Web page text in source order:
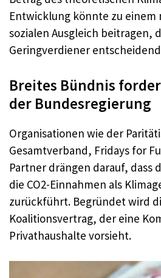
Entwicklung könnte zu einem
sozialen Ausgleich beitragen,
Geringverdiener
Breites Bündnis
der Bundesregierung
Organisationen wie der
Gesamtverband, Fridays for
Partner drängen darauf, dass
die CO2-Einnahmen als
zurückführt. Begründet wird
Koalitionsvertrag, der eine
Privathaushalte vorsieht.